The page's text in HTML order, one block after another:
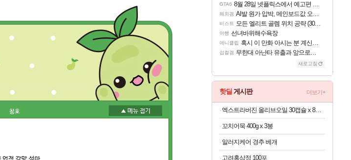
칭호
GTA6 8월 28일 넷플릭스에서 예고편 공개 예정
해외겜 AI발 원가 압박, 메인보드값 오르나
비스트 모든 엘리트 골렘 위치 공략 (30개) - 방랑 결투가
여행 선녀바위해수욕장
애니클립 혹시 이 만화 아시는 분 계신가요
섭컬겜 무한대 아난타 유출과 앞으로의 예상 (루머)
새로고침
핫딜 게시판 더보기+
엑스트라버진 올리브오일 30캡슐 x 8박스
꼬치어묵 400g x 3봉
알러지케어 경추 베개
고려홍삼정 100포